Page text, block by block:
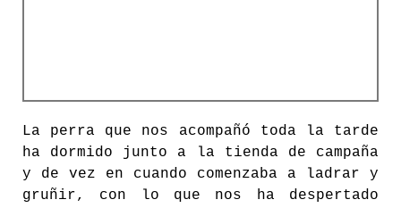
La perra que nos acompañó toda la tarde
ha dormido junto a la tienda de campaña
y de vez en cuando comenzaba a ladrar y
gruñir, con lo que nos ha despertado